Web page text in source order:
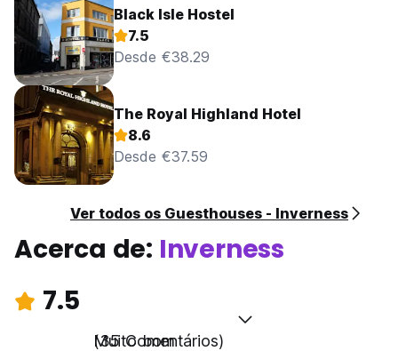
Black Isle Hostel
7.5
Desde €38.29
The Royal Highland Hotel
8.6
Desde €37.59
Ver todos os Guesthouses - Inverness
Acerca de: Inverness
7.5
Muito bom
(35 Comentários)